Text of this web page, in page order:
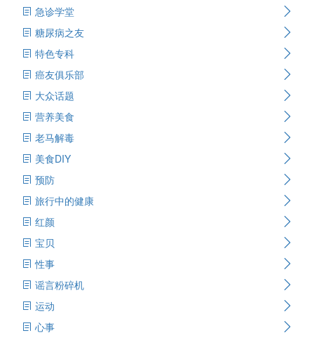
急诊学堂
糖尿病之友
特色专科
癌友俱乐部
大众话题
营养美食
老马解毒
美食DIY
预防
旅行中的健康
红颜
宝贝
性事
谣言粉碎机
运动
心事